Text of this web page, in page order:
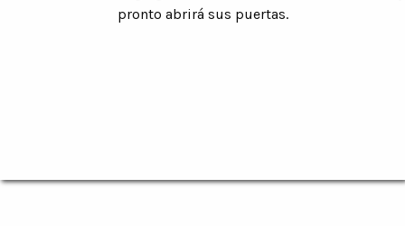
pronto abrirá sus puertas.